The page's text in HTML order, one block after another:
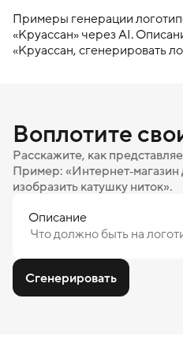
Примеры генерации
«Круассан» через AI.
«Круассан, сгенерировать
Воплотите
Расскажите, как
Пример:
изобразить катушку ниток».
Описание
Сгенерировать